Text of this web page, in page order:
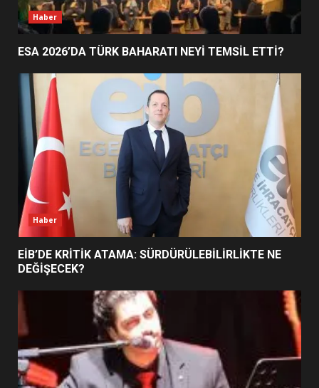
4
5
UZATILDI: NE DEĞİŞTİ?
6
BURHANİYE SATRANÇ
TURNUVASI KAYITLARI NEYİ
DEĞİŞTİRİYOR?
BURHANİYE BELEDİYESPOR’DA
YENİ YÖNETİM NASIL
Haber
ESA 2026’DA TÜRK BAHARATI NEYİ TEMSİL ETTİ?
Haber
EİB’DE KRİTİK ATAMA: SÜRDÜRÜLEBİLİRLİKTE NE
DEĞİŞECEK?